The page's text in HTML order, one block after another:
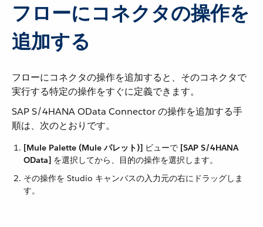
フローにコネクタの操作を
追加する
フローにコネクタの操作を追加すると、そのコネクタで
実行する特定の操作をすぐに定義できます。
SAP S/4HANA OData Connector の操作を追加する手
順は、次のとおりです。
[Mule Palette (Mule パレット)] ​ ビューで ​ [SAP S/4HANA
OData] ​ を選択してから、目的の操作を選択します。
その操作を Studio キャンバスの入力元の右にドラッグしま
す。